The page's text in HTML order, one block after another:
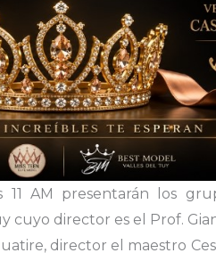
AM presentarán los
cuyo director es el Prof.
director el maestro